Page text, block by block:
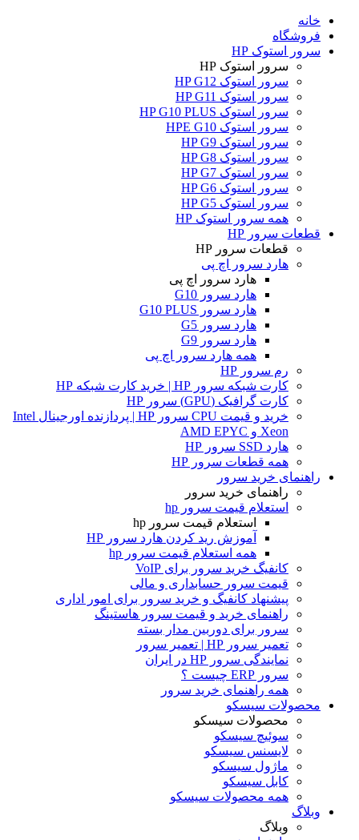
خانه
فروشگاه
سرور استوک HP
سرور استوک HP
سرور استوک HP G12
سرور استوک HP G11
سرور استوک HP G10 PLUS
سرور استوک HPE G10
سرور استوک HP G9
سرور استوک HP G8
سرور استوک HP G7
سرور استوک HP G6
سرور استوک HP G5
همه سرور استوک HP
قطعات سرور HP
قطعات سرور HP
هارد سرور اچ پی
هارد سرور اچ پی
هارد سرور G10
هارد سرور G10 PLUS
هارد سرور G5
هارد سرور G9
همه هارد سرور اچ پی
رم سرور HP
کارت شبکه سرور HP | خرید کارت شبکه HP
کارت گرافیک (GPU) سرور HP
خرید و قیمت CPU سرور HP | پردازنده اورجینال Intel
Xeon و AMD EPYC
هارد SSD سرور HP
همه قطعات سرور HP
راهنمای خرید سرور
راهنمای خرید سرور
استعلام قیمت سرور hp
استعلام قیمت سرور hp
آموزش ريد كردن هارد سرور HP
همه استعلام قیمت سرور hp
کانفیگ خرید سرور برای VoIP
قیمت سرور حسابداری و مالی
پیشنهاد کانفیگ و خرید سرور برای امور اداری
راهنمای خرید و قیمت سرور هاستینگ
سرور برای دوربین مدار بسته
تعمیر سرور HP | تعمیر سرور
نمایندگی سرور HP در ایران
سرور ERP چیست ؟
همه راهنمای خرید سرور
محصولات سیسکو
محصولات سیسکو
سوئیچ سیسکو
لایسنس سیسکو
ماژول سیسکو
کابل سیسکو
همه محصولات سیسکو
وبلاگ
وبلاگ